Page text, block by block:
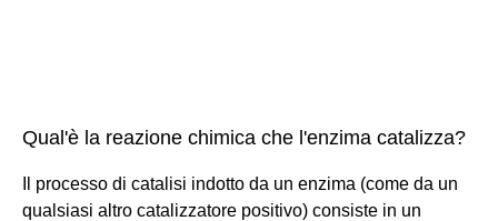
Qual'è la reazione chimica che l'enzima catalizza?
Il processo di catalisi indotto da un enzima (come da un
qualsiasi altro catalizzatore positivo) consiste in un